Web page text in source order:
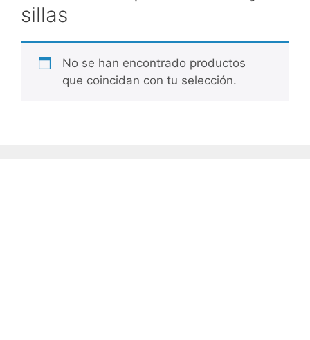
sillas
No se han encontrado productos
que coincidan con tu selección.